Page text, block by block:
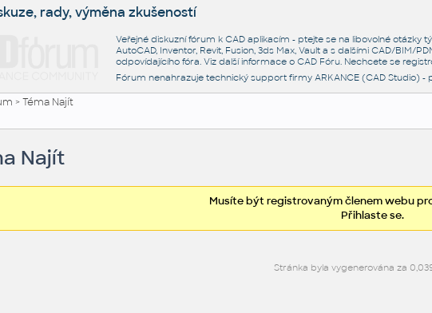
rady, výměna zkušeností
Veřejné diskuzní fórum k CAD aplikacím - ptejte se na libovolné otázky
AutoCAD, Inventor, Revit, Fusion, 3ds Max, Vault a s dalšími CAD/BIM/
odpovídajícího fóra. Viz další informace o CAD Fóru. Nechcete se
Fórum nenahrazuje technický support firmy ARKANCE (CAD Studio)
> Téma Najít
Najít
Musíte být registrovaným členem webu
Přihlaste se.
Stránka byla vygenerována za